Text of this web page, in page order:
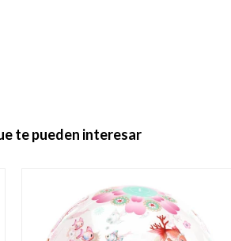
te pueden interesar